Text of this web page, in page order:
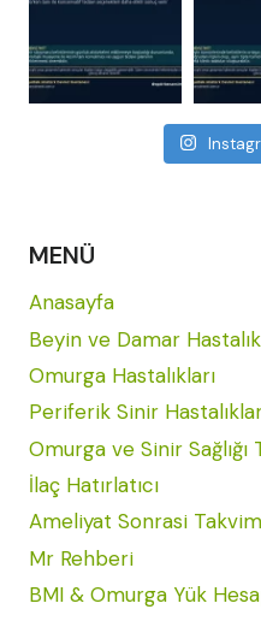
MENÜ
Anasayfa
Beyin ve Damar
Omurga Hastalıkları
Periferik Sinir
Omurga ve Sinir Sağlığı
İlaç Hatırlatıcı
Ameliyat Sonrasi Takvim
Mr Rehberi
BMI & Omurga Yük